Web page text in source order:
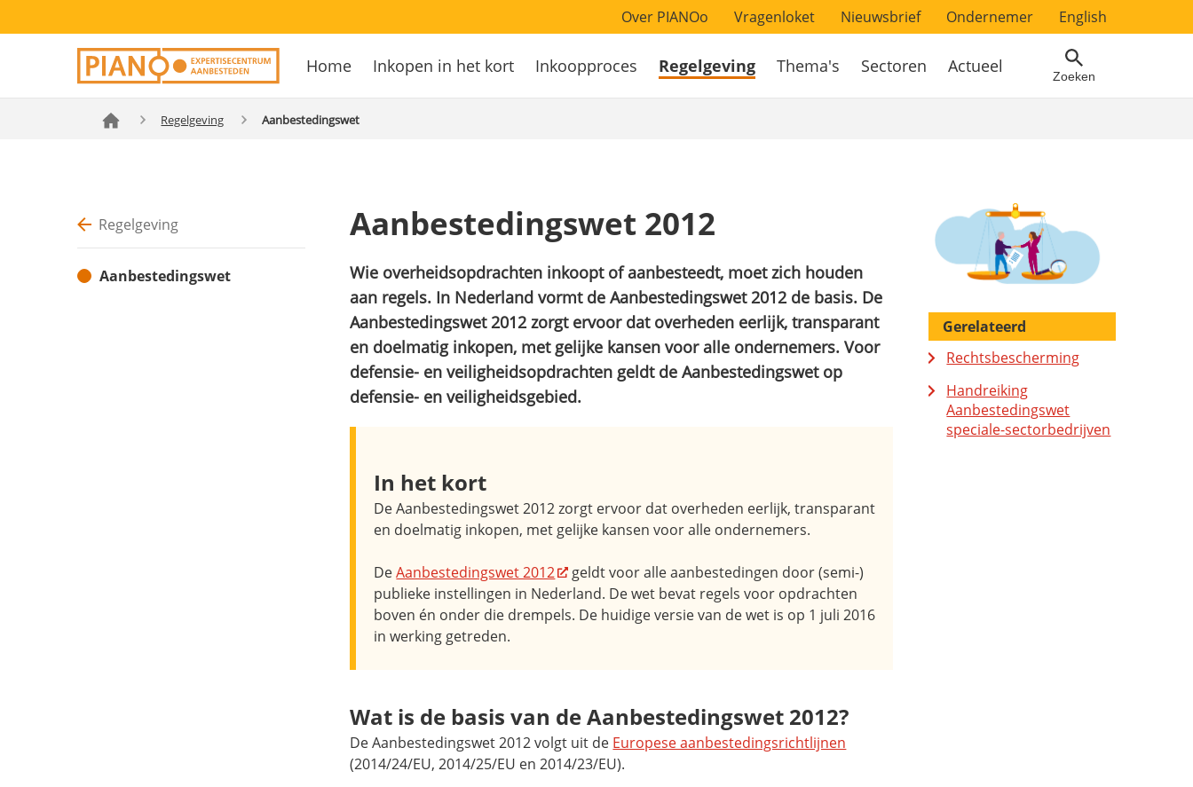
Overslaan
Secondary
navigation
Over PIANOo Vragenloket Nieuwsbrief Ondernemer English
Hoofdnavigatie
Home Inkopen in het kort Inkoopproces Regelgeving Thema's Sectoren Actueel Zoeken
Regelgeving Aanbestedingswet
Regelgeving
Aanbestedingswet
Aanbestedingswet 2012
Wie overheidsopdrachten inkoopt of aanbesteedt, moet zich houden
aan regels. In Nederland vormt de Aanbestedingswet 2012 de basis. De
Aanbestedingswet 2012 zorgt ervoor dat overheden eerlijk, transparant
en doelmatig inkopen, met gelijke kansen voor alle ondernemers. Voor
defensie- en veiligheidsopdrachten geldt de Aanbestedingswet op
defensie- en veiligheidsgebied.
In het kort
De Aanbestedingswet 2012 zorgt ervoor dat overheden eerlijk, transparant
en doelmatig inkopen, met gelijke kansen voor alle ondernemers.
DeAanbestedingswet 2012
geldt voor alle aanbestedingen door (semi-)
publieke instellingen in Nederland. De wet bevat regels voor opdrachten
boven én onder die drempels. De huidige versie van de wet is op 1 juli 2016
in werking getreden.
Wat is de basis van de Aanbestedingswet 2012?
De Aanbestedingswet 2012 volgt uit de Europese aanbestedingsrichtlijnen
(2014/24/EU, 2014/25/EU en 2014/23/EU).
Gerelateerd
Rechtsbescherming
Handreiking
Aanbestedingswet
speciale-sectorbedrijven